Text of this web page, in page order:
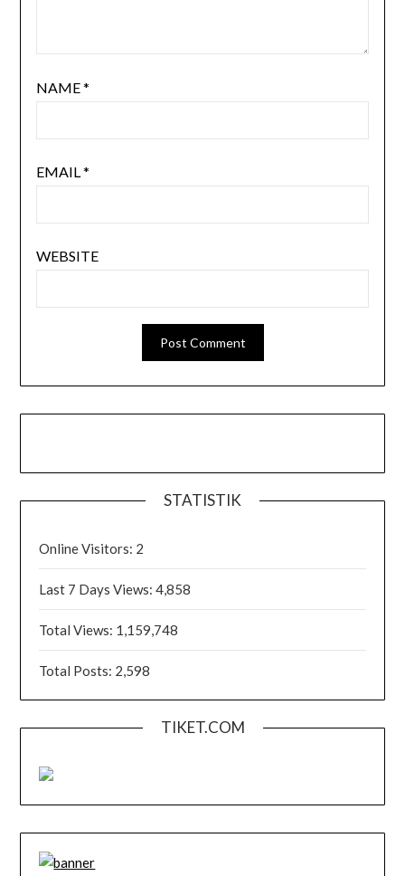
NAME*
EMAIL*
WEBSITE
STATISTIK
Online Visitors: 2
Last 7 Days Views:4,858
Total Views: 1,159,748
Total Posts: 2,598
TIKET.COM